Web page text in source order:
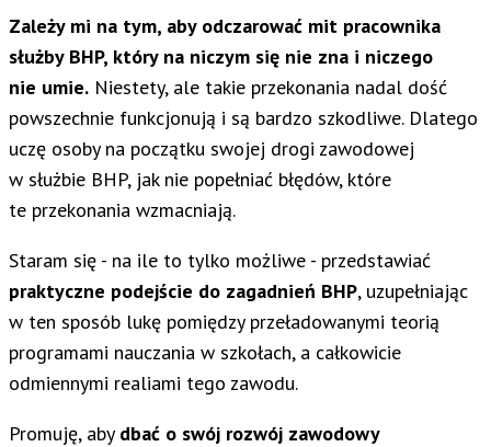
Zależy mi na tym, aby odczarować mit pracownika
służby BHP, który na niczym się nie zna i niczego
nie umie. Niestety, ale takie przekonania nadal dość
powszechnie funkcjonują i są bardzo szkodliwe. Dlatego
uczę osoby na początku swojej drogi zawodowej
w służbie BHP, jak nie popełniać błędów, które
te przekonania wzmacniają.
Staram się - na ile to tylko możliwe - przedstawiać
praktyczne podejście do zagadnień BHP, uzupełniając
w ten sposób lukę pomiędzy przeładowanymi teorią
programami nauczania w szkołach, a całkowicie
odmiennymi realiami tego zawodu.
Promuję, aby dbać o swój rozwój zawodowy